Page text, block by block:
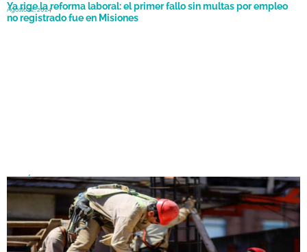
Ya rige la reforma laboral: el primer fallo sin multas por empleo
no registrado fue en Misiones
Agosto 12, 2024
Ley Ómnibus: ¿Qué incluye la reforma laboral y cómo afectará a
los trabajadores?
Abril 2, 2024